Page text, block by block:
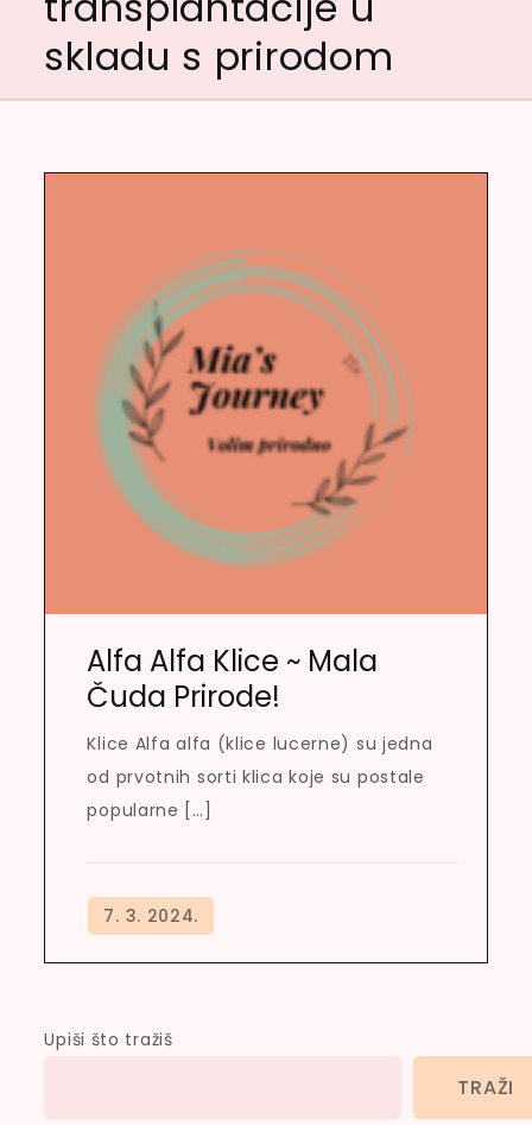
skladu s prirodom
Alfa Alfa Klice ~ Mala
Čuda Prirode!
Klice Alfa alfa (klice lucerne) su jedna
od prvotnih sorti klica koje su postale
popularne […]
Upiši što tražiš
TRAŽI